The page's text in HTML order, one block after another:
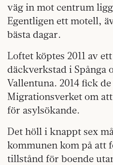
väg in mot centrum
Egentligen ett motell,
bästa dagar.
Loftet köptes 2011 av
däckverkstad i Spånga
Vallentuna. 2014 fick
Migrationsverket om
för asylsökande.
Det höll i knappt sex
kommunen kom på att
tillstånd för boende